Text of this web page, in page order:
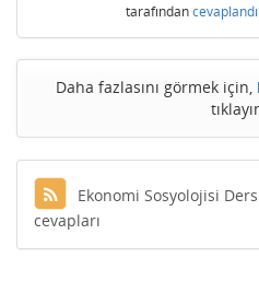
tarafından cevaplandı
Daha fazlasını görmek için,
Ekonomi Sosyolojisi
cevapları